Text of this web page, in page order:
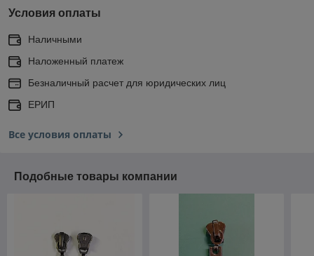
Условия оплаты
Наличными
Наложенный платеж
Безналичный расчет для юридических лиц
ЕРИП
Все условия оплаты
Подобные товары компании